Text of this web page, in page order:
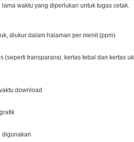
waktu yang diperlukan untuk tugas cetak.
diukur dalam halaman per menit (ppm)
(seperti transparansi, kertas tebal dan kertas
download
digunakan